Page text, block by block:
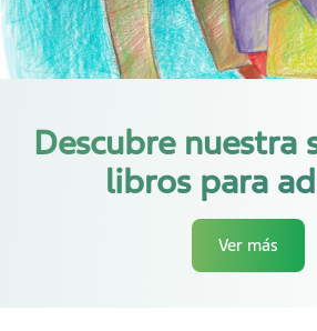
Descubre nuestra
libros para
Ver más